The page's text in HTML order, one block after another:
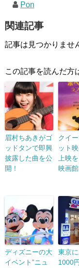
Pon
関連記事
記事は見つかりませ
この記事を読んだ方
眉村ちあきがゴ
ッドタンで即興
披露した曲を公
開！
クイ
ット
上映
映画館
ディズニーの大
イベント”ニュ
東京
1000